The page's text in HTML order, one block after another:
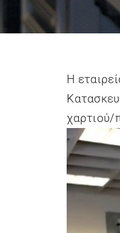
Stratis Pallets
Η
χαρτιού/